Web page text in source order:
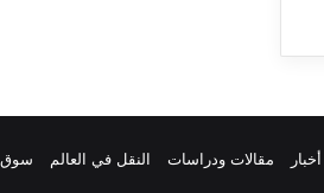
أخبار مقالات ودراسات النقل في العالم سوق